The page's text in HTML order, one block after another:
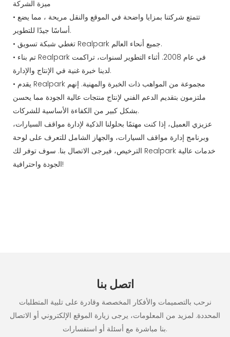
ميزة الشركة
• تتمتع شركتنا بمزايا واضحة في الموقع والنقل مريحة ، مما يضع
أساسًا جيدًا للتطوير.
• تغطي شبكة تسويق Realpark جميع أنحاء العالم.
• تم بناء Realpark في عام 2008. أثناء التطوير لسنوات، تراكمت
لدينا خبرة غنية في الإنتاج والإدارة.
• يقدم Realpark مجموعة من المواهب ذات الخبرة والمهنية. إنهم
ملتزمون بتقديم الدعم الفني لإنتاج منتجات عالية الجودة مما يحسن
بشكل كبير من الكفاءة الأساسية للشركات.
عزيزي العميل، إذا كنت مهتمًا بحلولنا الذكية لإدارة مواقف السيارات،
وبرنامج إدارة مواقف السيارات، والجهاز الشامل للتعرف على لوحة
الترخيص، فيرجى الاتصال بنا. سوف توفر لك Realpark خدمات عالية
الجودة واحترافية!
اتصل بنا
نرحب بالتصميمات والأفكار المخصصة وقادرة على تلبية المتطلبات
المحددة. لمزيد من المعلومات، يرجى زيارة الموقع الإلكتروني أو الاتصال
بنا مباشرة مع أسئلة أو استفسارات.